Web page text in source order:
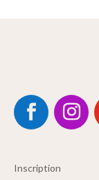
Inscription